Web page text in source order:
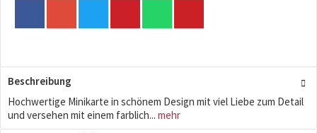
Beschreibung
Hochwertige Minikarte in schönem Design mit viel Liebe zum Detail
und versehen mit einem farblich... mehr